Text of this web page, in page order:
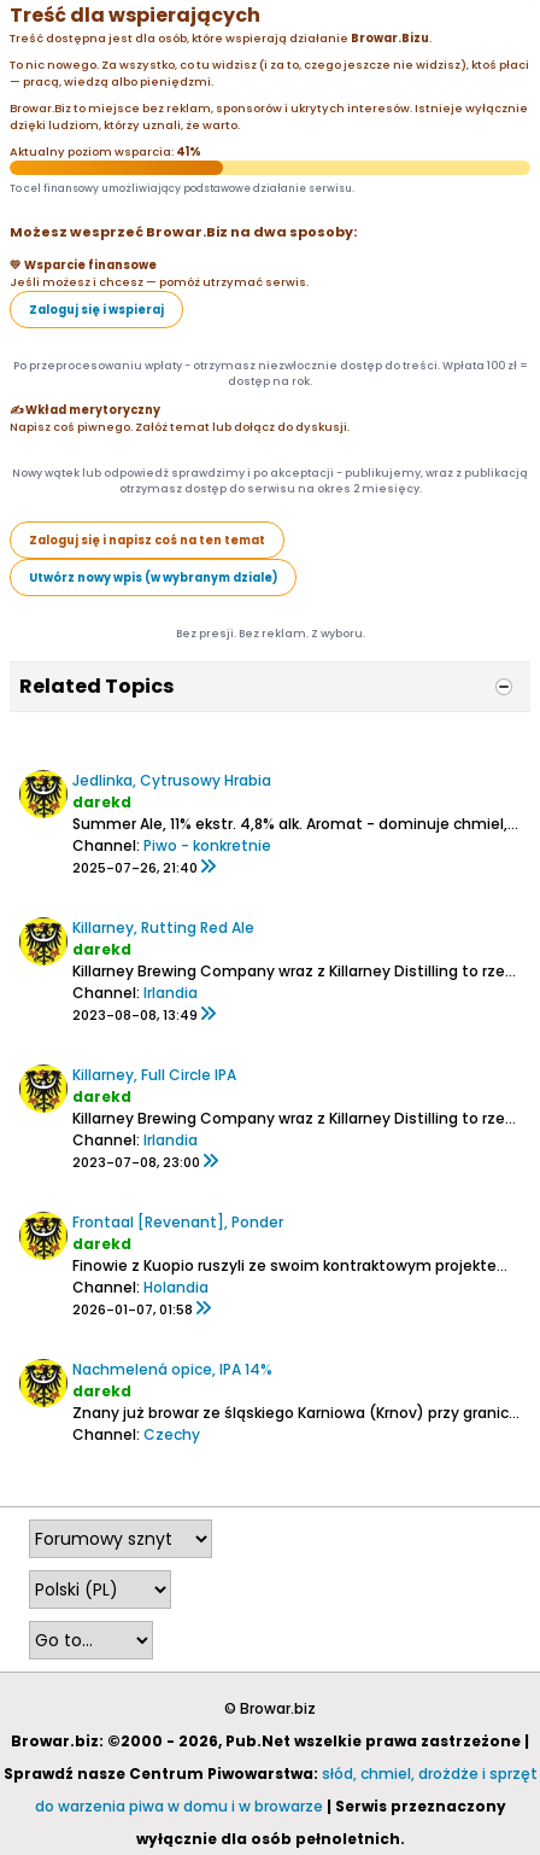
Treść dla wspierających
Treść dostępna jest dla osób, które wspierają działanie Browar.Bizu.
To nic nowego. Za wszystko, co tu widzisz (i za to, czego jeszcze nie widzisz), ktoś płaci
— pracą, wiedzą albo pieniędzmi.
Browar.Biz to miejsce bez reklam, sponsorów i ukrytych interesów. Istnieje wyłącznie
dzięki ludziom, którzy uznali, że warto.
Aktualny poziom wsparcia: 41%
To cel finansowy umożliwiający podstawowe działanie serwisu.
Możesz wesprzeć Browar.Biz na dwa sposoby:
💛 Wsparcie finansowe
Jeśli możesz i chcesz — pomóż utrzymać serwis.
Zaloguj się i wspieraj
Po przeprocesowaniu wpłaty - otrzymasz niezwłocznie dostęp do treści. Wpłata 100 zł =
dostęp na rok.
✍️ Wkład merytoryczny
Napisz coś piwnego. Załóż temat lub dołącz do dyskusji.
Nowy wątek lub odpowiedź sprawdzimy i po akceptacji - publikujemy, wraz z publikacją
otrzymasz dostęp do serwisu na okres 2 miesięcy.
Zaloguj się i napisz coś na ten temat
Utwórz nowy wpis (w wybranym dziale)
Bez presji. Bez reklam. Z wyboru.
Related Topics
Jedlinka, Cytrusowy Hrabia
darekd
Summer Ale,11% ekstr. 4,8% alk. Aromat - dominuje chmiel, głównie cytrusowy, troszeczkę ziołowy i inne kwaskowe owoce (śliwki), ciut drożdży
Channel: Piwo - konkretnie
2025-07-26, 21:40
Killarney, Rutting Red Ale
darekd
Killarney Brewing Company wraz z Killarney Distilling to rzemieślniczy browar z destylarnią whiskey z Killarney w hrabstwie Kerry.
Channel: Irlandia
2023-08-08, 13:49
Killarney, Full Circle IPA
darekd
Killarney Brewing Company wraz z Killarney Distilling to rzemieślniczy browar z destylarnią whiskey z Killarney w hrabstwie Kerry.
Channel: Irlandia
2023-07-08, 23:00
Frontaal [Revenant], Ponder
darekd
Finowie z Kuopio ruszyli ze swoim kontraktowym projektem całkiem niedawno bo w 2023 r.
Channel: Holandia
2026-01-07, 01:58
Nachmelená opice, IPA 14%
darekd
Znany już browar ze śląskiego Karniowa (Krnov) przy granicy z Polską. Ostatnimi czasy mocno dała mu się we znaki powódź.
Channel: Czechy
© Browar.biz
Browar.biz: ©2000 - 2026, Pub.Net wszelkie prawa zastrzeżone |
Sprawdź nasze Centrum Piwowarstwa: słód, chmiel, drożdże i sprzęt
do warzenia piwa w domu i w browarze | Serwis przeznaczony
wyłącznie dla osób pełnoletnich.